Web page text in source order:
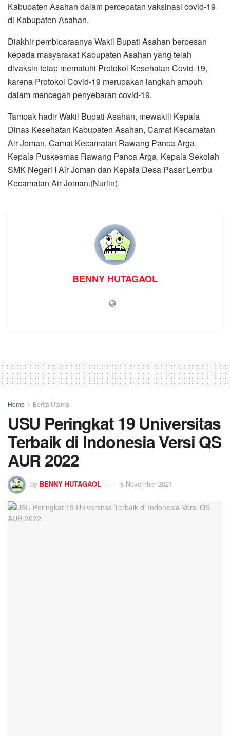
Kabupaten Asahan dalam percepatan vaksinasi covid-19
di Kabupaten Asahan.
Diakhir pembicaraanya Wakil Bupati Asahan berpesan
kepada masyarakat Kabupaten Asahan yang telah
divaksin tetap mematuhi Protokol Kesehatan Covid-19,
karena Protokol Covid-19 merupakan langkah ampuh
dalam mencegah penyebaran covid-19.
Tampak hadir Wakil Bupati Asahan, mewakili Kepala
Dinas Kesehatan Kabupaten Asahan, Camat Kecamatan
Air Joman, Camat Kecamatan Rawang Panca Arga,
Kepala Puskesmas Rawang Panca Arga, Kepala Sekolah
SMK Negeri I Air Joman dan Kepala Desa Pasar Lembu
Kecamatan Air Joman.(Nurlin).
BENNY HUTAGAOL
Home Berita Utama
USU Peringkat 19 Universitas
Terbaik di Indonesia Versi QS
AUR 2022
by BENNY HUTAGAOL 8 November 2021